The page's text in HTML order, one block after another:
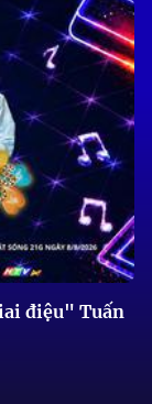
điệu" Tuấn